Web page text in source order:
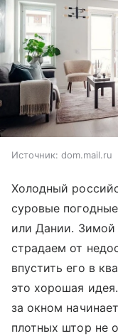
Источник: dom.mail.ru
Холодный
суровые
или Дании. Зимой
страдаем от
впустить его в
это хорошая
за окном
плотных штор не